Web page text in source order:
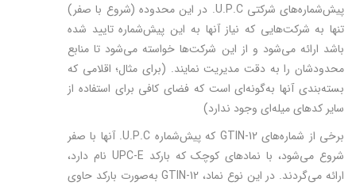
پيش‌شماره‌های شرکتی U.P.C. در این محدوده (شروع با صفر)
تنها به شرکت‌هایی كه نياز آن­ها به این پيش‌شماره تاييد شده
باشد ارائه می‌شود و از این شرکت‌ها خواسته می‌شود تا منابع
محدودشان را به دقت مدیریت نمایند. (برای مثال؛ اقلامی که
بسته‌بندی‌ آنها به‌گونه‌ای‌ است که فضای کافی برای استفاده از
سایر کدهای میله‌ای وجود ندارد)
برخی از شماره‌های GTIN-12 که پيش‌شماره U.P.C. آنها با صفر
شروع می‌شود، با نمادهای کوچک که بارکد UPC-E نام دارد،
ارائه می‌گردند. در اين نوع نماد، GTIN-12 به‌صورت بارکد حاوی